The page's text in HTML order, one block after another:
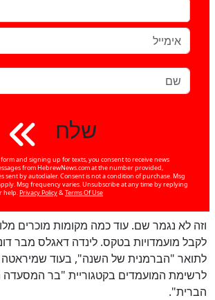
שלח
and signing up for texts, you consent to receive news
from HebrewNews.com at the number provided,
sent by autodialer. Consent is not a condition of purchase. Msg
Msg frequency varies. Unsubscribe at any time by replying
help. Privacy Policy& Terms Of Use
וזה לא נגמר שם. עוד כמה מקומות מוכרים
לקבל מועמדויות בטקס. לינדה דאגלס מבר
לתואר "הברמנית של השנה", בעוד שמיראטה
לרשימת המועמדים בקטגוריית "בר המסעדה
הברית".
לא